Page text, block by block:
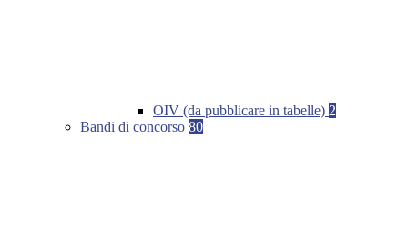
OIV (da pubblicare in tabelle) 2
Bandi di concorso 80